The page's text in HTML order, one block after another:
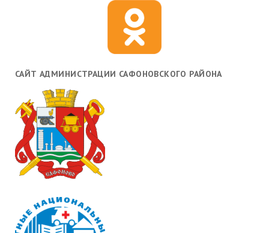
САЙТ АДМИНИСТРАЦИИ САФОНОВСКОГО РАЙОНА